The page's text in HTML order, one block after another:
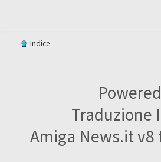
Indice
Traduzione
Amiga News.it